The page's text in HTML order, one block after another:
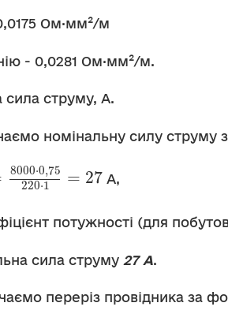
Ом·мм²/м
- 0,0281 Ом·мм²/м.
сила струму, А.
номінальну силу струму
8000⋅0,75
220⋅1 = 27 А,
потужності (для
сила струму 27А.
переріз провідника за